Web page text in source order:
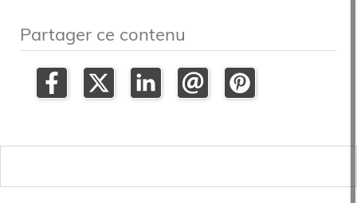
Partager ce contenu